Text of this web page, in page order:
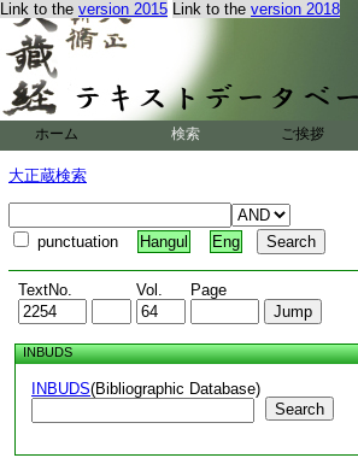
Link to the version 2015 Link to the version 2018
ホーム 検索 ご挨拶
大正蔵検索
punctuation Hangul Eng
TextNo. Vol. Page
INBUDS
INBUDS(Bibliographic Database)
Search